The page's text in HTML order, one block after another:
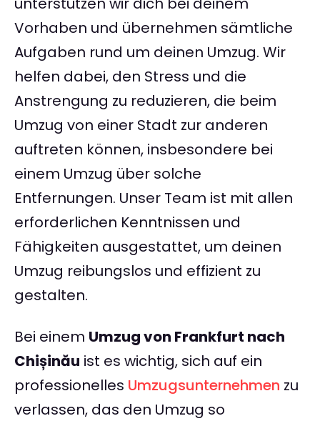
Vorhaben und übernehmen sämtliche
Aufgaben rund um deinen Umzug. Wir
helfen dabei, den Stress und die
Anstrengung zu reduzieren, die beim
Umzug von einer Stadt zur anderen
auftreten können, insbesondere bei
einem Umzug über solche
Entfernungen. Unser Team ist mit allen
erforderlichen Kenntnissen und
Fähigkeiten ausgestattet, um deinen
Umzug reibungslos und effizient zu
gestalten.
Bei einem Umzug von Frankfurt nach
Chișinău ist es wichtig, sich auf ein
professionelles Umzugsunternehmen zu
verlassen, das den Umzug so